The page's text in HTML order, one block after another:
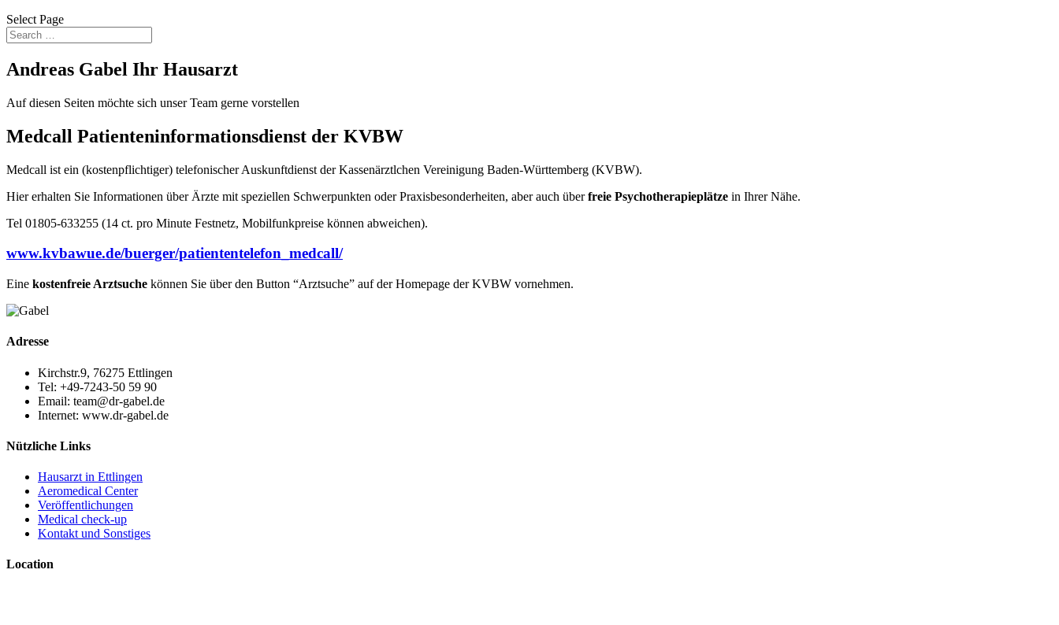
Select Page
Andreas Gabel Ihr Hausarzt
Auf diesen Seiten möchte sich unser Team gerne vorstellen
Medcall Patienteninformationsdienst der KVBW
Medcall ist ein (kostenpflichtiger) telefonischer Auskunftdienst der Kassenärztlchen Vereinigung Baden-Württemberg (KVBW).
Hier erhalten Sie Informationen über Ärzte mit speziellen Schwerpunkten oder Praxisbesonderheiten, aber auch überfreie Psychotherapieplätze in Ihrer Nähe.
Tel 01805-633255 (14 ct. pro Minute Festnetz, Mobilfunkpreise können abweichen).
www.kvbawue.de/buerger/patiententelefon_medcall/
Eine kostenfreie Arztsuche können Sie über den Button “Arztsuche” auf der Homepage der KVBW vornehmen.
Adresse
Kirchstr.9, 76275 Ettlingen
Tel: +49-7243-50 59 90
Email: team@dr-gabel.de
Internet: www.dr-gabel.de
Nützliche Links
Hausarzt in Ettlingen
Aeromedical Center
Veröffentlichungen
Medical check-up
Kontakt und Sonstiges
Location